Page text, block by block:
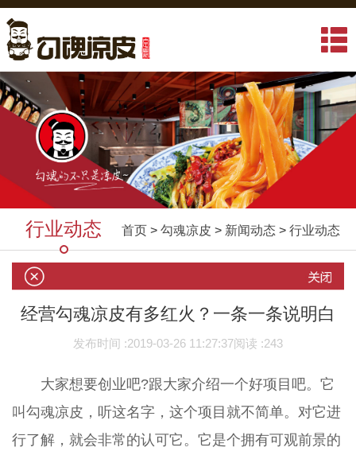
行业动态 首页 > 勾魂凉皮 > 新闻动态 > 行业动态
经营勾魂凉皮有多红火？一条一条说明白
发布时间 :2019-03-26 11:27:37阅读 :243
大家想要创业吧?跟大家介绍一个好项目吧。它
叫勾魂凉皮，听这名字，这个项目就不简单。对它进
行了解，就会非常的认可它。它是个拥有可观前景的